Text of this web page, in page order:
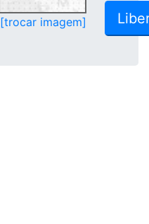
[trocar imagem]